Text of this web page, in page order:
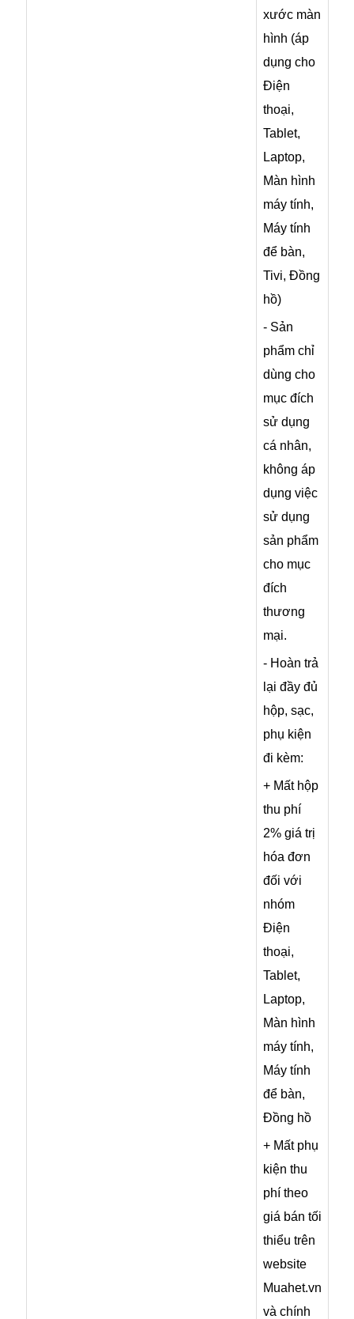
xước màn
hình (áp
dụng cho
Điện
thoại,
Tablet,
Laptop,
Màn hình
máy tính,
Máy tính
để bàn,
Tivi, Đồng
hồ)
- Sản
phẩm chỉ
dùng cho
mục đích
sử dụng
cá nhân,
không áp
dụng việc
sử dụng
sản phẩm
cho mục
đích
thương
mại.
- Hoàn trả
lại đầy đủ
hộp, sạc,
phụ kiện
đi kèm:
+ Mất hộp
thu phí
2% giá trị
hóa đơn
đối với
nhóm
Điện
thoại,
Tablet,
Laptop,
Màn hình
máy tính,
Máy tính
để bàn,
Đồng hồ
+ Mất phụ
kiện thu
phí theo
giá bán tối
thiểu trên
website
Muahet.vn
và chính